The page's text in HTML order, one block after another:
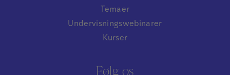
Temaer
Undervisningswebinarer
Kurser
Følg os